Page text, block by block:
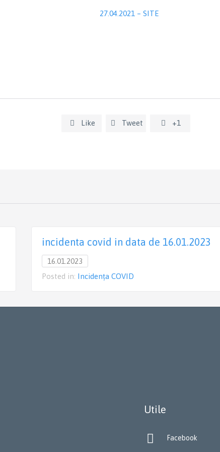
27.04.2021 – SITE
 Like  Tweet  +1
incidenta covid in data de 16.01.2023
16.01.2023
Posted in: Incidența COVID
Utile
 Facebook